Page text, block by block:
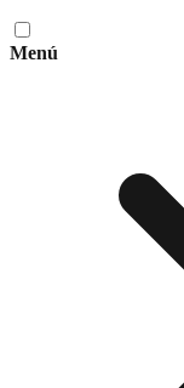
Menú